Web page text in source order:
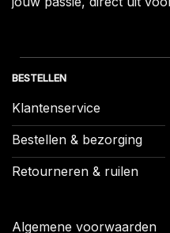
BESTELLEN
Klantenservice
Bestellen & bezorging
Retourneren & ruilen
Algemene voorwaarden